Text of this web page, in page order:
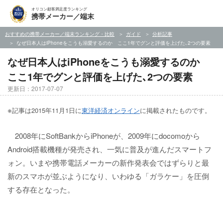
オリコン顧客満足度ランキング
携帯メーカー／端末
おすすめの携帯メーカー／端末ランキング・比較 ガイド
分析記事
なぜ日本人はiPhoneをこうも溺愛するのか ここ1年でグンと評価を上げた､2つの要素
なぜ日本人はiPhoneをこうも溺愛するのか
ここ1年でグンと評価を上げた､2つの要素
更新日：2017-07-07
※記事は2015年11月1日に東洋経済オンラインに掲載されたものです。
2008年にSoftBankからiPhoneが、2009年にdocomoから
Android搭載機種が発売され、一気に普及が進んだスマートフ
ォン。いまや携帯電話メーカーの新作発表会ではずらりと最
新のスマホが並ぶようになり、いわゆる「ガラケー」を圧倒
する存在となった。